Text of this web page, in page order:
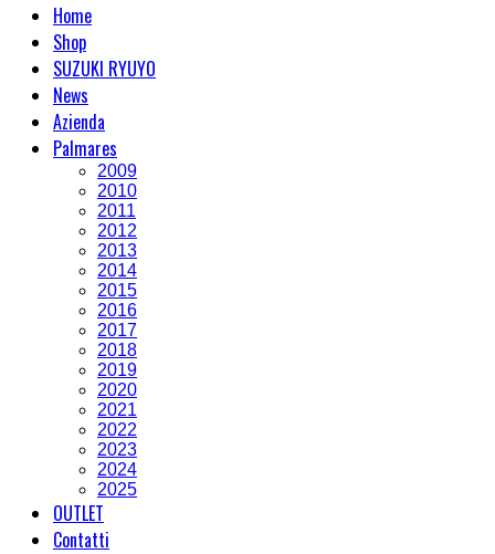
Home
Shop
SUZUKI RYUYO
News
Azienda
Palmares
2009
2010
2011
2012
2013
2014
2015
2016
2017
2018
2019
2020
2021
2022
2023
2024
2025
OUTLET
Contatti